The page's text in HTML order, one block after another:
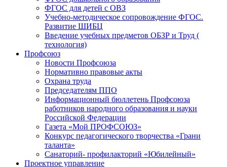
ФГОС для детей с ОВЗ
Учебно-методическое сопровождение ФГОС.
Развитие ШИБЦ
Введение учебных предметов ОБЗР и Труд (
технология)
Профсоюз
Новости Профсоюза
Нормативно правовые акты
Охрана труда
Председателям ППО
Информационный бюллетень Профсоюза
работников народного образования и науки
Российской Федерации
Газета «Мой ПРОФСОЮЗ»
Конкурс педагогического творчества «Грани
таланта»
Санаторий- профилакторий «Юбилейный»
Проектное управление